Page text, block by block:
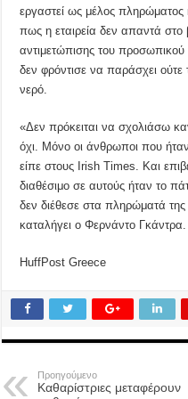
εργαστεί ως μέλος πληρώματος
πως η εταιρεία δεν απαντά στο
αντιμετώπισης του
δεν φρόντισε να παράσχει
νερό.
«Δεν πρόκειται να σχολιάσω
όχι. Μόνο οι άνθρωποι που
είπε στους Irish Times. Και
διαθέσιμο σε αυτούς ήταν το
δεν διέθεσε στα πληρώματά
καταλήγει ο Φερνάντο Γκάντρα.
HuffPost Greece
Προηγούμενο
Καθαρίστριες μεταφέρουν